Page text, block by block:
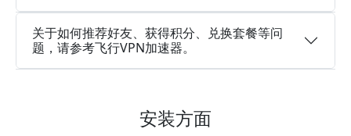
关于如何推荐好友、获得积分、兑换套餐等问
题，请参考飞行VPN加速器。
安装方面